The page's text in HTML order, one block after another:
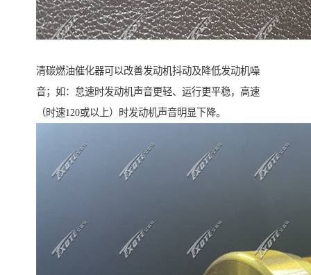
清碳燃油催化器可以改善发动机抖动及降低发动机噪
音；如：怠速时发动机声音更轻、运行更平稳，高速
（时速120或以上）时发动机声音明显下降。